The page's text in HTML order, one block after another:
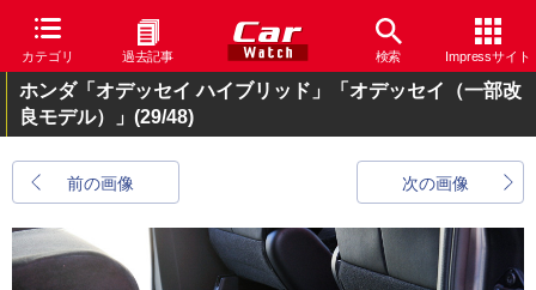
カテゴリ 過去記事 検索 Impressサイト
ホンダ「オデッセイ ハイブリッド」「オデッセイ（一部改
良モデル）」 (29/48)
前の画像 次の画像